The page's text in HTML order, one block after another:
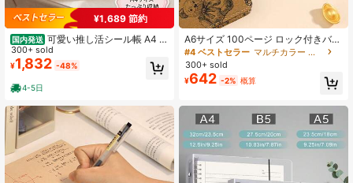
4.89 6.8K フォロワー
6.8K フォロワー
¥1,689 節約
国内発送 可愛い推し活シール帳 A4 透
明バインダー リフィル台紙10枚セッ
ト ぷっくりシール ステッカー チケ
ット アクスタ立体シール 収納 デコ
付き 厚手透明台紙・3ポケット×両面
大容量 コレクション 国内発送 日本
300+ sold
¥1,832 -48%
4-5日
A6サイズ 100ページ ロック付きバイ
ンダー くま柄 – 防水&磁石付き、予
算管理、現金ノート、財務プランナ
ー – 学生の方や貯金目標に最適
#4 ベストセラー
マルチカラー ノートブック
300+ sold
¥642 -2% 概算